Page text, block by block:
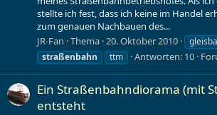
stellte ich fest, dass ich keine im Handel
zum genauen Nachbauen des...
JR-Fan Thema 20. Oktober 2010
straßenbahn
ttm Antworten: 10
Ein Straßenbahndiorama (mit
entsteht